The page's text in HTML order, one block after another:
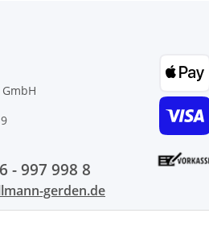
- 997 998 8
gerden.de